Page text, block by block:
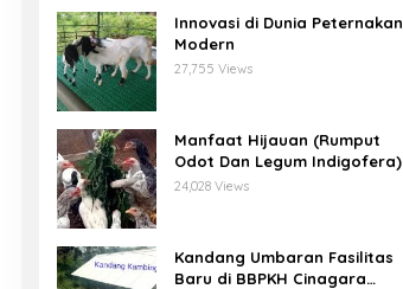
Innovasi di Dunia Peternakan
Modern
27,755 Views
Manfaat Hijauan (Rumput
Odot Dan Legum Indigofera)
Untuk Ayam Buras Kub Dan
24,028 Views
Kandang Umbaran Fasilitas
Baru di BBPKH Cinagara